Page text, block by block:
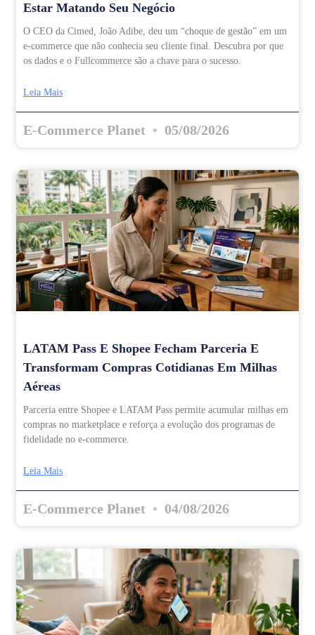
Estar Matando Seu Negócio
O CEO da Cimed, João Adibe, deu um “choque de gestão” em um
e-commerce que não conhecia seu cliente final. Descubra por que
os dados e o Fullcommerce são a chave para o sucesso.
Leia Mais
E-Commerce Planet 05/08/2026
LATAM Pass E Shopee Fecham Parceria E
Transformam Compras Cotidianas Em Milhas
Aéreas
Parceria entre Shopee e LATAM Pass permite acumular milhas em
compras no marketplace e reforça a evolução dos programas de
fidelidade no e-commerce.
Leia Mais
E-Commerce Planet 04/08/2026